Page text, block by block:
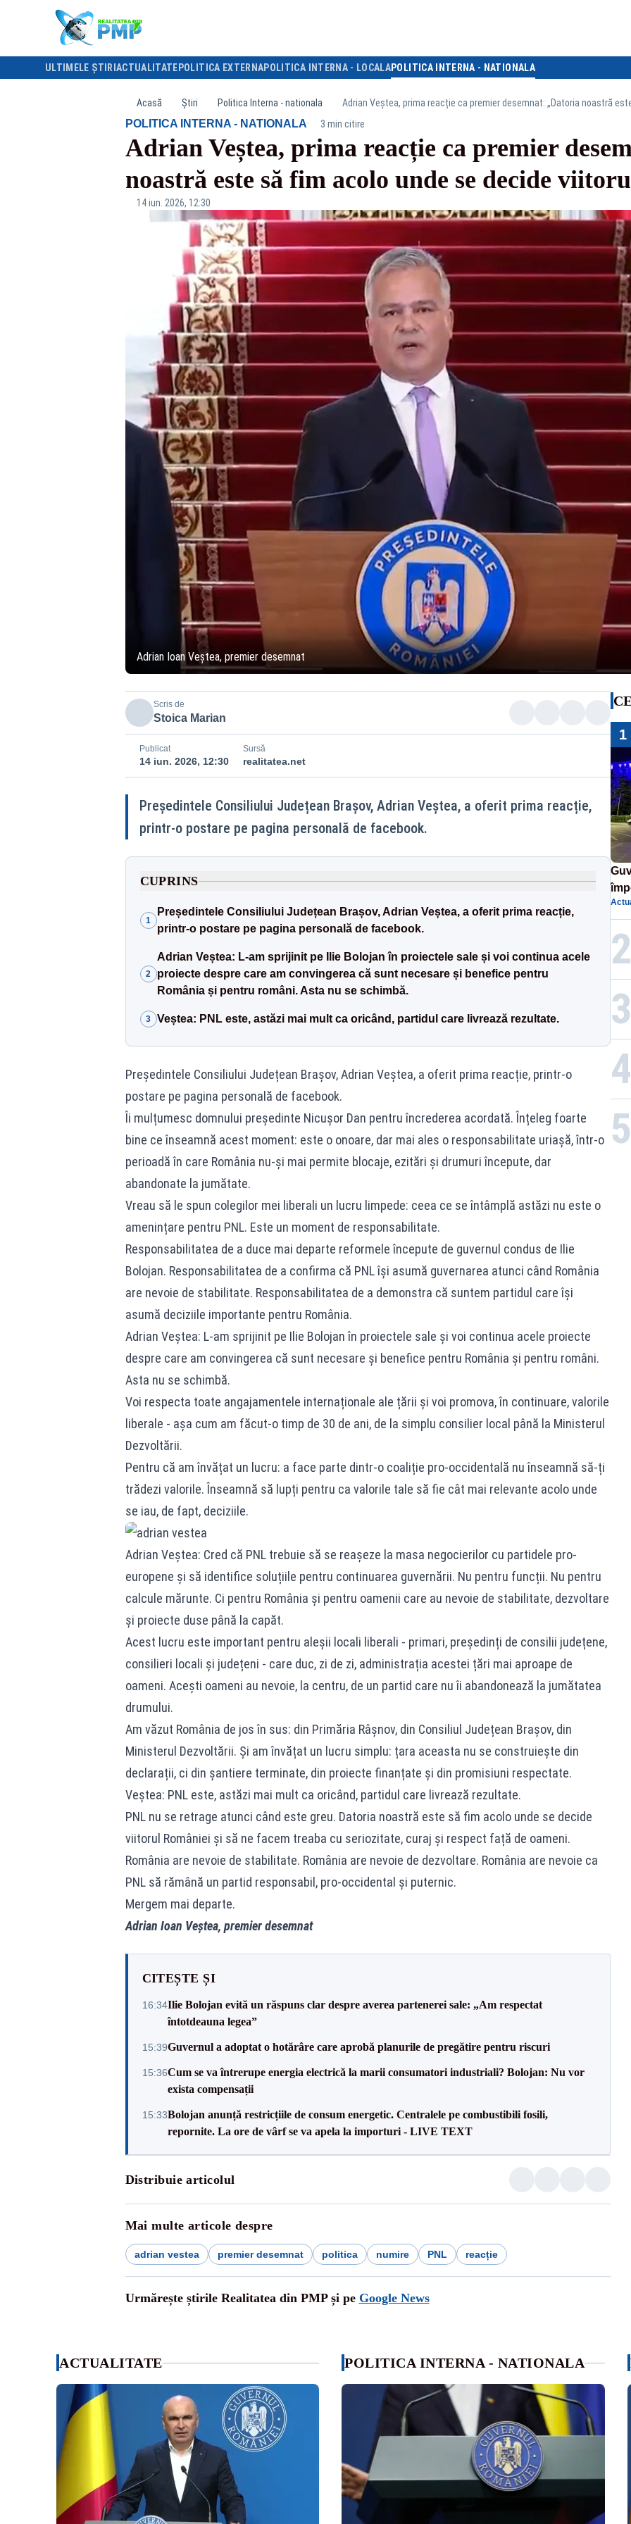
ULTIMELE ȘTIRI ACTUALITATE POLITICA EXTERNAPOLITICA INTERNA - LOCALAPOLITICA INTERNA - NATIONALA
Acasă Știri Politica Interna - nationala Adrian Veștea, prima reacție ca premier desemnat: „Datoria noastră
POLITICA INTERNA - NATIONALA· 3 min citire
Adrian Veștea, prima reacție ca premier
noastră este să fim acolo unde se decide
14 iun. 2026, 12:30
Adrian Ioan Veștea, premier desemnat
Scris de
Stoica Marian
Publicat
14 iun. 2026, 12:30
Sursă
realitatea.net
Președintele Consiliului Județean Brașov, Adrian Veștea, a oferit prima reacție,
printr-o postare pe pagina personală de facebook.
CUPRINS
1
Președintele Consiliului Județean Brașov, Adrian Veștea, a oferit prima reacție,
printr-o postare pe pagina personală de facebook.
2
Adrian Veștea: L-am sprijinit pe Ilie Bolojan în proiectele sale și voi continua acele
proiecte despre care am convingerea că sunt necesare și benefice pentru
România și pentru români. Asta nu se schimbă.
3 Veștea: PNL este, astăzi mai mult ca oricând, partidul care livrează rezultate.
Președintele Consiliului Județean Brașov, Adrian Veștea, a oferit prima reacție, printr-o
postare pe pagina personală de facebook.
Îi mulțumesc domnului președinte Nicușor Dan pentru încrederea acordată. Înțeleg foarte
bine ce înseamnă acest moment: este o onoare, dar mai ales o responsabilitate uriașă, într-o
perioadă în care România nu-și mai permite blocaje, ezitări și drumuri începute, dar
abandonate la jumătate.
Vreau să le spun colegilor mei liberali un lucru limpede: ceea ce se întâmplă astăzi nu este o
amenințare pentru PNL. Este un moment de responsabilitate.
Responsabilitatea de a duce mai departe reformele începute de guvernul condus de Ilie
Bolojan. Responsabilitatea de a confirma că PNL își asumă guvernarea atunci când România
are nevoie de stabilitate. Responsabilitatea de a demonstra că suntem partidul care își
asumă deciziile importante pentru România.
Adrian Veștea: L-am sprijinit pe Ilie Bolojan în proiectele sale și voi continua acele proiecte
despre care am convingerea că sunt necesare și benefice pentru România și pentru români.
Asta nu se schimbă.
Voi respecta toate angajamentele internaționale ale țării și voi promova, în continuare, valorile
liberale - așa cum am făcut-o timp de 30 de ani, de la simplu consilier local până la Ministerul
Dezvoltării.
Pentru că am învățat un lucru: a face parte dintr-o coaliție pro-occidentală nu înseamnă să-ți
trădezi valorile. Înseamnă să lupți pentru ca valorile tale să fie cât mai relevante acolo unde
se iau, de fapt, deciziile.
Adrian Veștea: Cred că PNL trebuie să se reașeze la masa negocierilor cu partidele pro-
europene și să identifice soluțiile pentru continuarea guvernării. Nu pentru funcții. Nu pentru
calcule mărunte. Ci pentru România și pentru oamenii care au nevoie de stabilitate, dezvoltare
și proiecte duse până la capăt.
Acest lucru este important pentru aleșii locali liberali - primari, președinți de consilii județene,
consilieri locali și județeni - care duc, zi de zi, administrația acestei țări mai aproape de
oameni. Acești oameni au nevoie, la centru, de un partid care nu îi abandonează la jumătatea
drumului.
Am văzut România de jos în sus: din Primăria Râșnov, din Consiliul Județean Brașov, din
Ministerul Dezvoltării. Și am învățat un lucru simplu: țara aceasta nu se construiește din
declarații, ci din șantiere terminate, din proiecte finanțate și din promisiuni respectate.
Veștea: PNL este, astăzi mai mult ca oricând, partidul care livrează rezultate.
PNL nu se retrage atunci când este greu. Datoria noastră este să fim acolo unde se decide
viitorul României și să ne facem treaba cu seriozitate, curaj și respect față de oameni.
România are nevoie de stabilitate. România are nevoie de dezvoltare. România are nevoie ca
PNL să rămână un partid responsabil, pro-occidental și puternic.
Mergem mai departe.
Adrian Ioan Veștea, premier desemnat
CITEȘTE ȘI
16:34Ilie Bolojan evită un răspuns clar despre averea partenerei sale: „Am respectat
întotdeauna legea”
15:39Guvernul a adoptat o hotărâre care aprobă planurile de pregătire pentru riscuri
15:36Cum se va întrerupe energia electrică la marii consumatori industriali? Bolojan: Nu vor
exista compensații
15:33Bolojan anunță restricțiile de consum energetic. Centralele pe combustibili fosili,
repornite. La ore de vârf se va apela la importuri - LIVE TEXT
Distribuie articolul
Mai multe articole despre
adrian vestea premier desemnat politica numire PNL reacție
Urmărește știrile Realitatea din PMP și pe Google News
1
2
3
4
5
ACTUALITATE POLITICA INTERNA - NATIONALA